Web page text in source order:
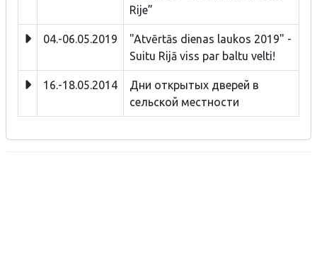
Rije”
04.-06.05.2019
"Atvērtās dienas laukos 2019" -
Suitu Rijā viss par baltu velti!
16.-18.05.2014
Дни открытых дверей в
сельской местности